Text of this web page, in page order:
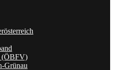
(ÖBFV)
Grünau